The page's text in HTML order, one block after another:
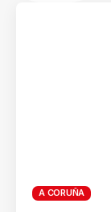
A CORUÑA